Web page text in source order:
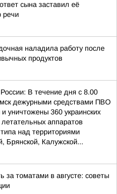
сына заставил её
речи
наладила работу после
продуктов
В течение дня с 8.00
дежурными средствами ПВО
уничтожены 360 украинских
аппаратов
над территориями
Брянской, Калужской...
за томатами в августе: советы